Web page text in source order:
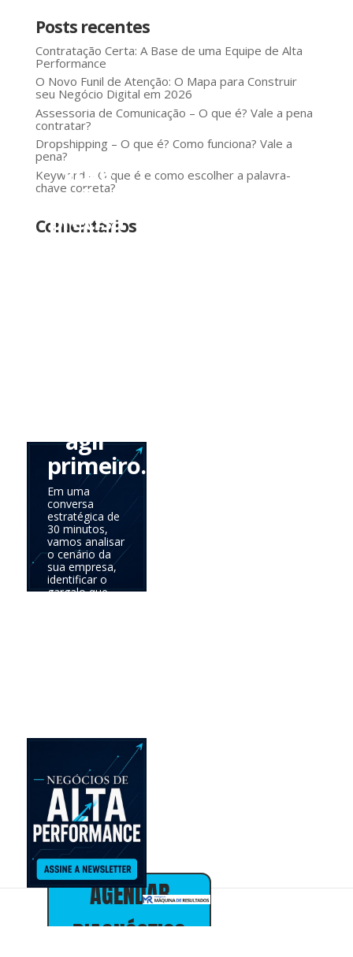
Posts recentes
Contratação Certa: A Base de uma Equipe de Alta
Performance
O Novo Funil de Atenção: O Mapa para Construir
seu Negócio Digital em 2026
Assessoria de Comunicação – O que é? Vale a pena
contratar?
Dropshipping – O que é? Como funciona? Vale a
pena?
Keyword – O que é e como escolher a palavra-
chave correta?
Comentários
Você
não
precisa
agir
primeiro.
Em uma
conversa
estratégica de
30 minutos,
vamos analisar
o cenário da
sua empresa,
identificar o
gargalo que
individual • 30
minutos • sem
Alex Almeida
Presidente
30+ anos em
marketing,
vendas e
estratégia de
negócios
AGENDAR
DIAGNÓSTICO